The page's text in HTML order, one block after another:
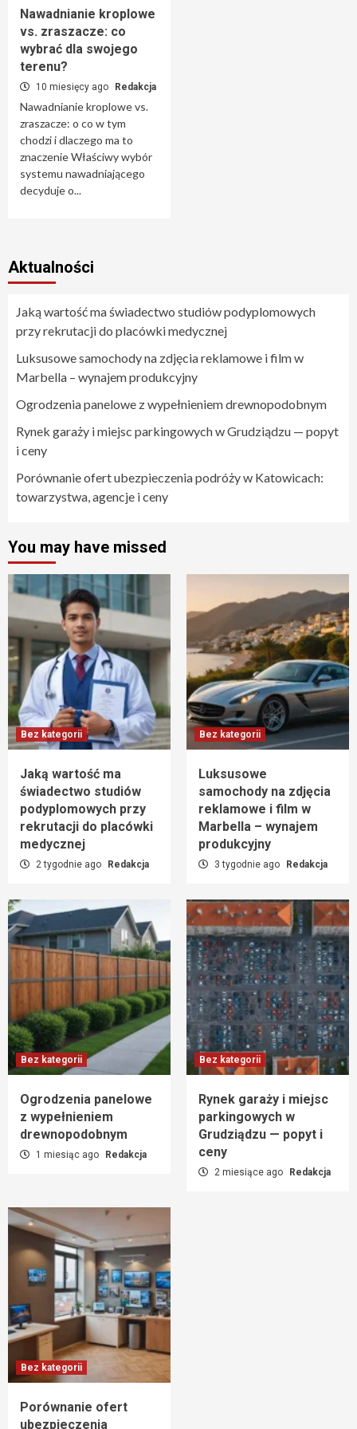
Nawadnianie kroplowe
vs. zraszacze: co
wybrać dla swojego
terenu?
10 miesięcy ago Redakcja
Nawadnianie kroplowe vs.
zraszacze: o co w tym
chodzi i dlaczego ma to
znaczenie Właściwy wybór
systemu nawadniającego
decyduje o...
Aktualności
Jaką wartość ma świadectwo studiów podyplomowych
przy rekrutacji do placówki medycznej
Luksusowe samochody na zdjęcia reklamowe i film w
Marbella – wynajem produkcyjny
Ogrodzenia panelowe z wypełnieniem drewnopodobnym
Rynek garaży i miejsc parkingowych w Grudziądzu — popyt
i ceny
Porównanie ofert ubezpieczenia podróży w Katowicach:
towarzystwa, agencje i ceny
You may have missed
Bez kategorii
Jaką wartość ma
świadectwo studiów
podyplomowych przy
rekrutacji do placówki
medycznej
2 tygodnie ago Redakcja
Bez kategorii
Luksusowe
samochody na zdjęcia
reklamowe i film w
Marbella – wynajem
produkcyjny
3 tygodnie ago Redakcja
Bez kategorii
Ogrodzenia panelowe
z wypełnieniem
drewnopodobnym
1 miesiąc ago Redakcja
Bez kategorii
Rynek garaży i miejsc
parkingowych w
Grudziądzu — popyt i
ceny
2 miesiące ago Redakcja
Bez kategorii
Porównanie ofert
ubezpieczenia